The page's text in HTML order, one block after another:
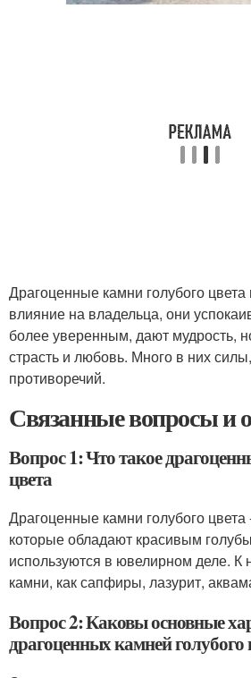
Драгоценные камни голубого
влияние на владельца, они
более уверенным, дают мудрость,
страсть и любовь. Много в них
противоречий.
Связанные вопросы и
Вопрос 1: Что такое
цвета
Драгоценные камни голубого
которые обладают красивым
используются в ювелирном деле. К
камни, как сапфиры, лазурит,
Вопрос 2: Каковы основные
драгоценных камней голубого